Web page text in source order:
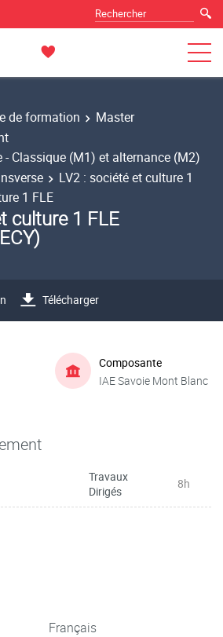
de formation
Master
Classique (M1) et alternance (M2)
LV2 : société et culture 1
1 FLE
culture 1 FLE
Télécharger
Composante
IAE Savoie Mont Blanc
Travaux
Dirigés
8h
Français